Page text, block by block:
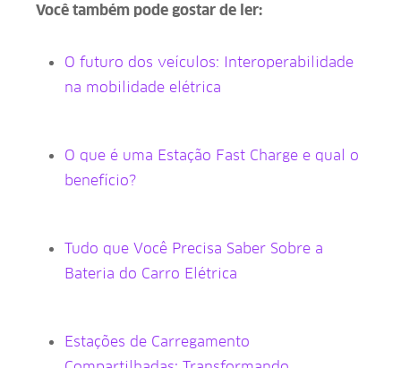
Você também pode gostar de ler:
O futuro dos veículos: Interoperabilidade
na mobilidade elétrica
O que é uma Estação Fast Charge e qual o
benefício?
Tudo que Você Precisa Saber Sobre a
Bateria do Carro Elétrica
Estações de Carregamento